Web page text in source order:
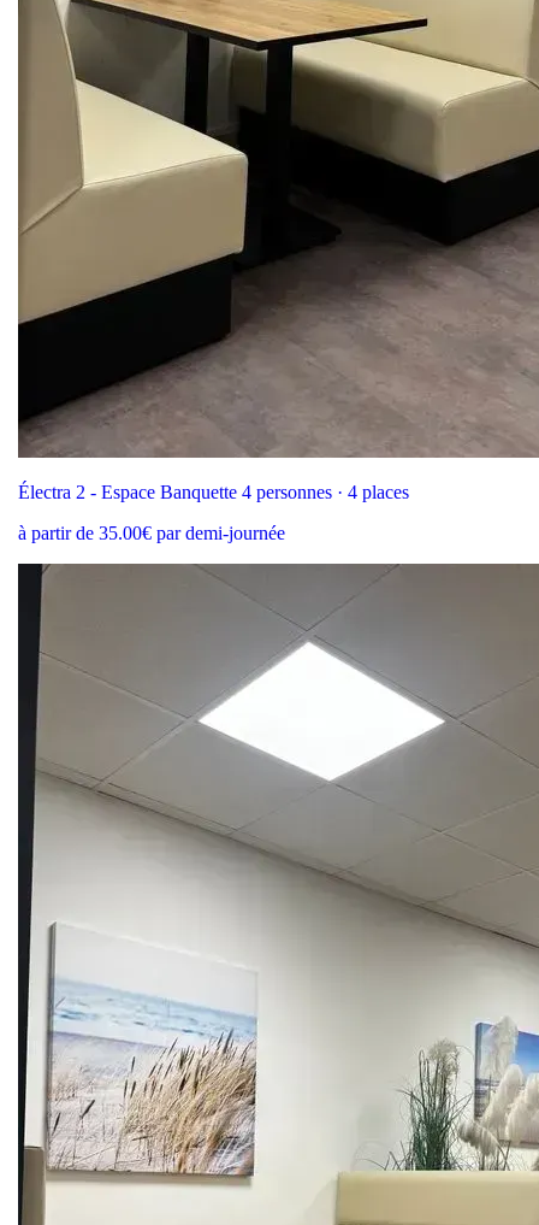
Électra 2 - Espace Banquette 4 personnes · 4 places
à partir de 35.00€ par demi-journée